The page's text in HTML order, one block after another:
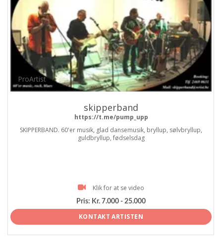
ProArtist
skipperband
https://t.me/pump_upp
SKIPPERBAND. 60'er musik, glad dansemusik, bryllup, sølvbryllup,
guldbryllup, fødselsdag
Klik for at se video
Pris: Kr. 7.000 - 25.000
KONTAKT ARTISTEN